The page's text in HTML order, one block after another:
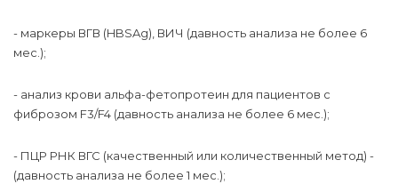
- маркеры ВГВ (HBSAg), ВИЧ (давность анализа не более 6
мес.);
- анализ крови альфа-фетопротеин для пациентов с
фиброзом F3/F4 (давность анализа не более 6 мес.);
- ПЦР РНК ВГС (качественный или количественный метод) -
(давность анализа не более 1 мес.);